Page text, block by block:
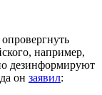
например,
дезинформируют
он заявил: